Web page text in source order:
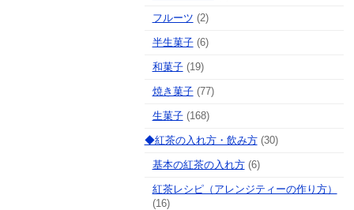
フルーツ (2)
半生菓子(6)
和菓子(19)
焼き菓子(77)
生菓子(168)
◆紅茶の入れ方・飲み方(30)
基本の紅茶の入れ方(6)
紅茶レシピ（アレンジティーの作り方）
(16)